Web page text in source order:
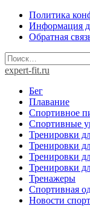
Skip
content
Политика
Информация
Обратная
Найти:
expert-fit.ru
Бег
Плавание
Спортивное
Спортивные
Тренировки
Тренировки
Тренировки
Тренировки
Тренажеры
Спортивная
Новости